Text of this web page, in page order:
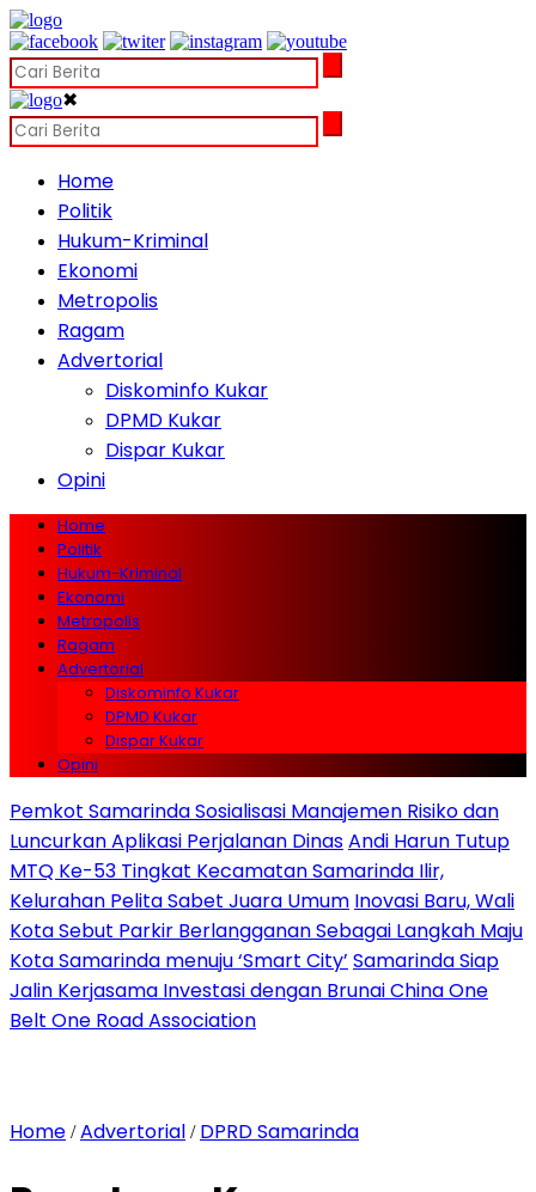
✖
Home
Politik
Hukum-Kriminal
Ekonomi
Metropolis
Ragam
Advertorial
Diskominfo Kukar
DPMD Kukar
Dispar Kukar
Opini
Home
Politik
Hukum-Kriminal
Ekonomi
Metropolis
Ragam
Advertorial
Diskominfo Kukar
DPMD Kukar
Dispar Kukar
Opini
Pemkot Samarinda Sosialisasi Manajemen Risiko dan
Luncurkan Aplikasi Perjalanan DinasAndi Harun Tutup
MTQ Ke-53 Tingkat Kecamatan Samarinda Ilir,
Kelurahan Pelita Sabet Juara Umum Inovasi Baru, Wali
Kota Sebut Parkir Berlangganan Sebagai Langkah Maju
Kota Samarinda menuju ‘Smart City’ Samarinda Siap
Jalin Kerjasama Investasi dengan Brunai China One
Belt One Road Association
Home /Advertorial / DPRD Samarinda